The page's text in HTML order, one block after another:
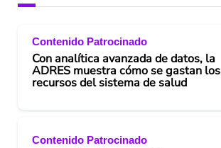
Contenido Patrocinado
Con analítica avanzada de datos, la
ADRES muestra cómo se gastan los
recursos del sistema de salud
Contenido Patrocinado